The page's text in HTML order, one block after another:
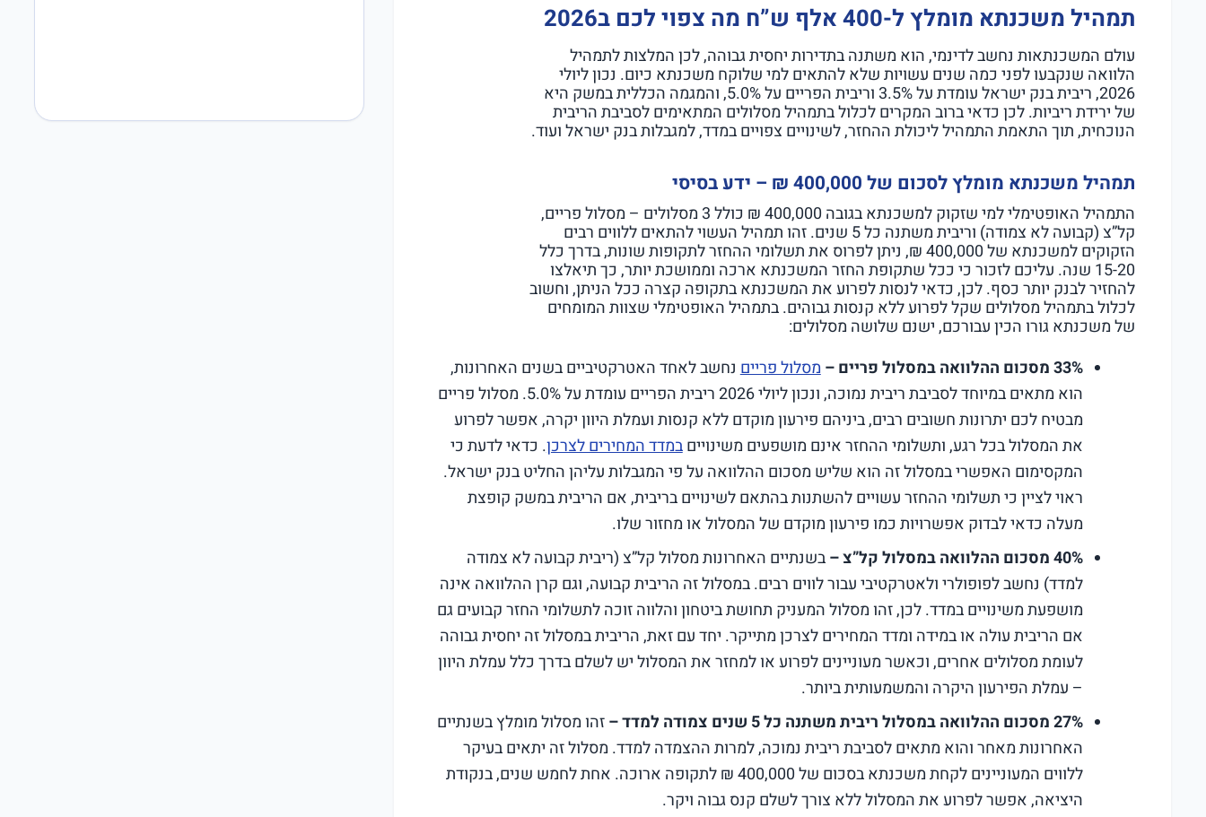
תמהיל משכנתא מומלץ ל-400 אלף ש”ח מה צפוי לכם ב2026
עולם המשכנתאות נחשב לדינמי, הוא משתנה בתדירות יחסית גבוהה, לכן המלצות לתמהיל
הלוואה שנקבעו לפני כמה שנים עשויות שלא להתאים למי שלוקח משכנתא כיום. נכון ליולי
2026, ריבית בנק ישראל עומדת על 3.5% וריבית הפריים על 5.0%, והמגמה הכללית במשק היא
של ירידת ריביות. לכן כדאי ברוב המקרים לכלול בתמהיל מסלולים המתאימים לסביבת הריבית
הנוכחית, תוך התאמת התמהיל ליכולת ההחזר, לשינויים צפויים במדד, למגבלות בנק ישראל ועוד.
תמהיל משכנתא מומלץ לסכום של 400,000 ₪ – ידע בסיסי
התמהיל האופטימלי למי שזקוק למשכנתא בגובה 400,000 ₪ כולל 3 מסלולים – מסלול פריים,
קל”צ (קבועה לא צמודה) וריבית משתנה כל 5 שנים. זהו תמהיל העשוי להתאים ללווים רבים
הזקוקים למשכנתא של 400,000 ₪, ניתן לפרוס את תשלומי ההחזר לתקופות שונות, בדרך כלל
15-20 שנה. עליכם לזכור כי ככל שתקופת החזר המשכנתא ארכה וממושכת יותר, כך תיאלצו
להחזיר לבנק יותר כסף. לכן, כדאי לנסות לפרוע את המשכנתא בתקופה קצרה ככל הניתן, וחשוב
לכלול בתמהיל מסלולים שקל לפרוע ללא קנסות גבוהים. בתמהיל האופטימלי שצוות המומחים
של משכנתא גורו הכין עבורכם, ישנם שלושה מסלולים:
33% מסכום ההלוואה במסלול פריים –
מסלול פרייםנחשב לאחד האטרקטיביים בשנים האחרונות,
הוא מתאים במיוחד לסביבת ריבית נמוכה, ונכון ליולי 2026 ריבית הפריים עומדת על 5.0%. מסלול פריים
מבטיח לכם יתרונות חשובים רבים, ביניהם פירעון מוקדם ללא קנסות ועמלת היוון יקרה, אפשר לפרוע
את המסלול בכל רגע, ותשלומי ההחזר אינם מושפעים משינוייםבמדד המחירים לצרכן. כדאי לדעת כי
המקסימום האפשרי במסלול זה הוא שליש מסכום ההלוואה על פי המגבלות עליהן החליט בנק ישראל.
ראוי לציין כי תשלומי ההחזר עשויים להשתנות בהתאם לשינויים בריבית, אם הריבית במשק קופצת
מעלה כדאי לבדוק אפשרויות כמו פירעון מוקדם של המסלול או מחזור שלו.
40% מסכום ההלוואה במסלול קל”צ –
בשנתיים האחרונות מסלול קל”צ (ריבית קבועה לא צמודה
למדד) נחשב לפופולרי ולאטרקטיבי עבור לווים רבים. במסלול זה הריבית קבועה, וגם קרן ההלוואה אינה
מושפעת משינויים במדד. לכן, זהו מסלול המעניק תחושת ביטחון והלווה זוכה לתשלומי החזר קבועים גם
אם הריבית עולה או במידה ומדד המחירים לצרכן מתייקר. יחד עם זאת, הריבית במסלול זה יחסית גבוהה
לעומת מסלולים אחרים, וכאשר מעוניינים לפרוע או למחזר את המסלול יש לשלם בדרך כלל עמלת היוון
– עמלת הפירעון היקרה והמשמעותית ביותר.
27% מסכום ההלוואה במסלול ריבית משתנה כל 5 שנים צמודה למדד –
זהו מסלול מומלץ בשנתיים
האחרונות מאחר והוא מתאים לסביבת ריבית נמוכה, למרות ההצמדה למדד. מסלול זה יתאים בעיקר
ללווים המעוניינים לקחת משכנתא בסכום של 400,000 ₪ לתקופה ארוכה. אחת לחמש שנים, בנקודת
היציאה, אפשר לפרוע את המסלול ללא צורך לשלם קנס גבוה ויקר.